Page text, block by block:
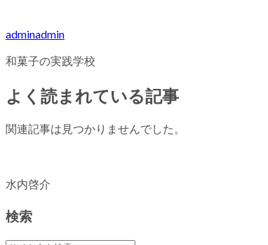
adminadmin
和菓子の実践学校
よく読まれている記事
関連記事は見つかりませんでした。
水内啓介
検索